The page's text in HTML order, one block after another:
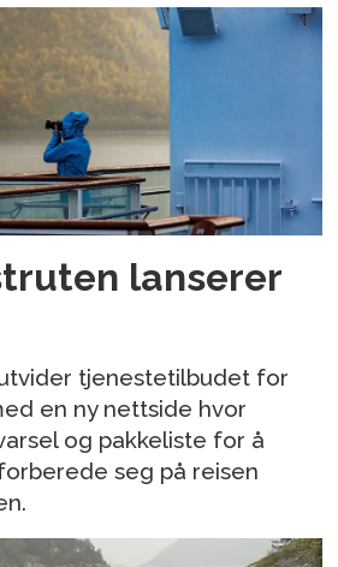
lanserer
tjenestetilbudet for
en ny nettside hvor
og pakkeliste for å
seg på reisen